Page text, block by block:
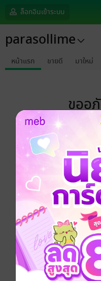
ล็อกอินเข้าระบบ
parasollime
หน้าแรก ขายดี มาใหม่
ขออ
ไม่พบข้อมูลใ